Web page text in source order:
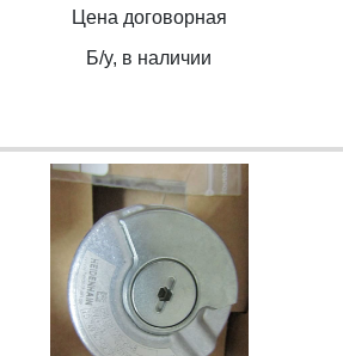
Цена договорная
Б/y, в наличии